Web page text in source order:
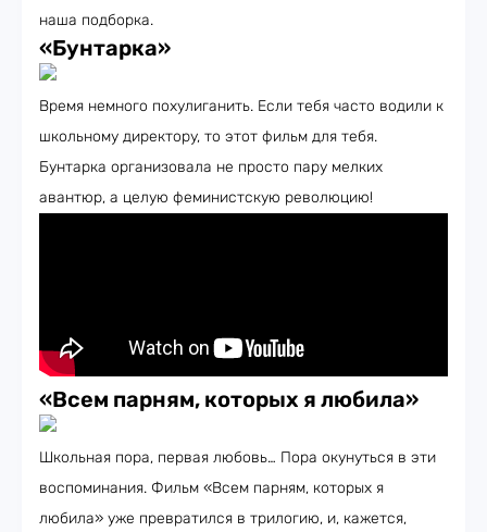
наша подборка.
«Бунтарка»
Время немного похулиганить. Если тебя часто водили к
школьному директору, то этот фильм для тебя.
Бунтарка организовала не просто пару мелких
авантюр, а целую феминистскую революцию!
«Всем парням, которых я любила»
Школьная пора, первая любовь… Пора окунуться в эти
воспоминания. Фильм «Всем парням, которых я
любила» уже превратился в трилогию, и, кажется,